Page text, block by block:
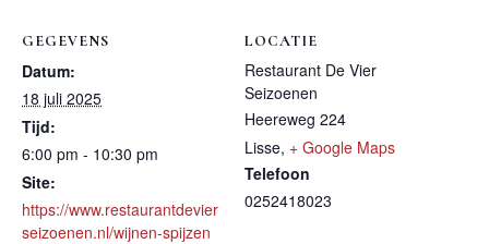
GEGEVENS
Datum:
18 juli 2025
Tijd:
6:00 pm - 10:30 pm
Site:
https://www.restaurantdevier
seizoenen.nl/wijnen-spijzen
LOCATIE
Restaurant De Vier
Seizoenen
Heereweg 224
Lisse, + Google Maps
Telefoon
0252418023